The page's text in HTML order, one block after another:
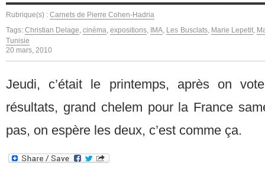
Rubrique(s) : Carnets de Pierre Cohen-Hadria
Tags:Christian Delage ,cinéma ,expositions IMA Les Busclats, Marie Lepetit,
Tunisie
20 mars, 2010
Jeudi, c’était le printemps, après on
résultats, grand chelem pour la France
pas, on espère les deux, c’est comme ça.